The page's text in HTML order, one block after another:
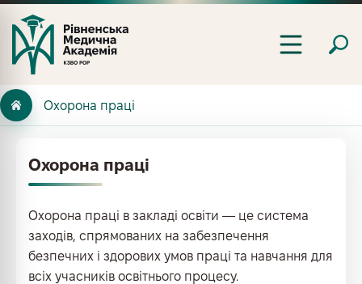
Охорона праці
Охорона праці
Охорона праці в закладі освіти — це система
заходів, спрямованих на забезпечення
безпечних і здорових умов праці та навчання для
всіх учасників освітнього процесу.